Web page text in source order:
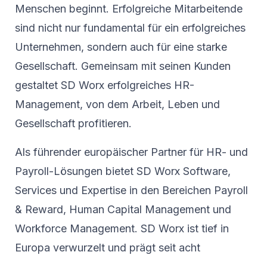
Menschen beginnt. Erfolgreiche Mitarbeitende
sind nicht nur fundamental für ein erfolgreiches
Unternehmen, sondern auch für eine starke
Gesellschaft. Gemeinsam mit seinen Kunden
gestaltet SD Worx erfolgreiches HR-
Management, von dem Arbeit, Leben und
Gesellschaft profitieren.
Als führender europäischer Partner für HR- und
Payroll-Lösungen bietet SD Worx Software,
Services und Expertise in den Bereichen Payroll
& Reward, Human Capital Management und
Workforce Management. SD Worx ist tief in
Europa verwurzelt und prägt seit acht